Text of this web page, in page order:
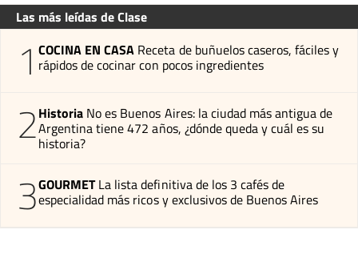
Las más leídas de Clase
1 COCINA EN CASA Receta de buñuelos caseros, fáciles y
rápidos de cocinar con pocos ingredientes
2Historia No es Buenos Aires: la ciudad más antigua de
Argentina tiene 472 años, ¿dónde queda y cuál es su
historia?
3GOURMET La lista definitiva de los 3 cafés de
especialidad más ricos y exclusivos de Buenos Aires